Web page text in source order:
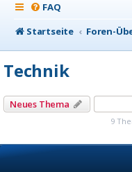
FAQ
Startseite
Foren-
Technik
Neues Thema
9